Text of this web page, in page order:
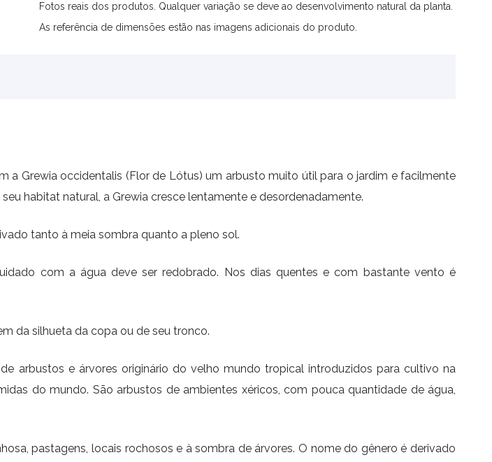
Fotos reais dos produtos. Qualquer variação se deve ao desenvolvimento natural da planta.
As referência de dimensões estão nas imagens adicionais do produto.
a Grewia occidentalis (Flor de Lótus) um arbusto muito útil para o jardim e facilmente
habitat natural, a Grewia cresce lentamente e desordenadamente.
tanto à meia sombra quanto a pleno sol.
com a água deve ser redobrado. Nos dias quentes e com bastante vento é
da silhueta da copa ou de seu tronco.
arbustos e árvores originário do velho mundo tropical introduzidos para cultivo na
do mundo. São arbustos de ambientes xéricos, com pouca quantidade de água,
pastagens, locais rochosos e à sombra de árvores. O nome do gênero é derivado